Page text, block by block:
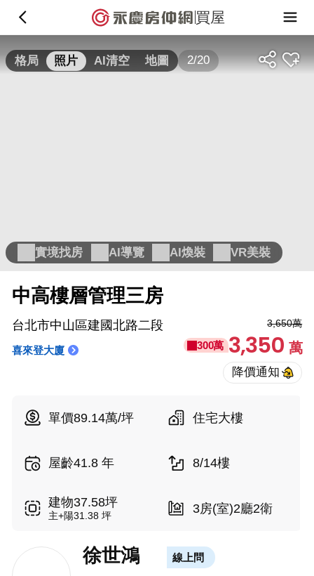
買屋
格局 照片 AI清空 地圖 2/20
實境找房 AI導覽 AI煥裝 VR美裝
中高樓層管理三房
台北市中山區建國北路二段
喜來登大廈
3,650萬
300萬 3,350萬
單價89.14萬/坪 住宅大樓
屋齡41.8 年 8/14樓
建物37.58坪
主+陽31.38 坪 3房(室)2廳2衛
徐世鴻 線上問